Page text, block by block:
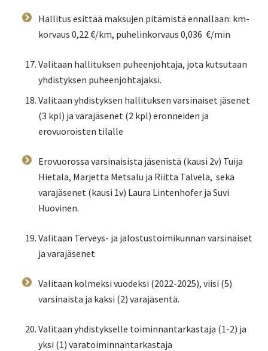
Hallitus esittää maksujen pitämistä ennallaan: km-
korvaus 0,22 €/km, puhelinkorvaus 0,036 €/min
Valitaan hallituksen puheenjohtaja, jota kutsutaan
yhdistyksen puheenjohtajaksi.
Valitaan yhdistyksen hallituksen varsinaiset jäsenet
(3 kpl) ja varajäsenet (2 kpl) eronneiden ja
erovuoroisten tilalle
Erovuorossa varsinaisista jäsenistä (kausi 2v) Tuija
Hietala, Marjetta Metsalu ja Riitta Talvela, sekä
varajäsenet (kausi 1v) Laura Lintenhofer ja Suvi
Huovinen.
Valitaan Terveys- ja jalostustoimikunnan varsinaiset
ja varajäsenet
Valitaan kolmeksi vuodeksi (2022-2025), viisi (5)
varsinaista ja kaksi (2) varajäsentä.
Valitaan yhdistykselle toiminnantarkastaja (1-2) ja
yksi (1) varatoiminnantarkastaja